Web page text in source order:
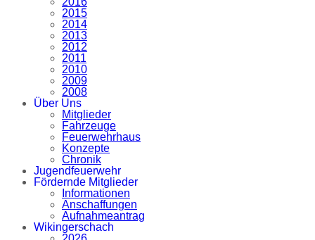
2015
2014
2013
2012
2011
2010
2009
2008
Über Uns
Mitglieder
Fahrzeuge
Feuerwehrhaus
Konzepte
Chronik
Jugendfeuerwehr
Fördernde Mitglieder
Informationen
Anschaffungen
Aufnahmeantrag
Wikingerschach